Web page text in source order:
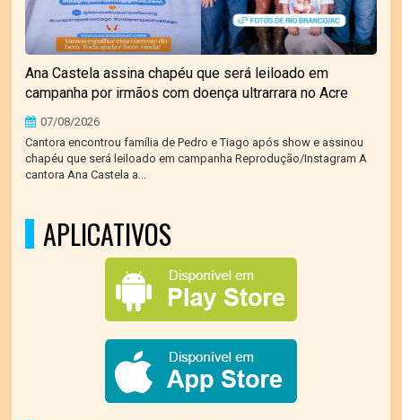
Ana Castela assina chapéu que será leiloado em
campanha por irmãos com doença ultrarrara no Acre
07/08/2026
Cantora encontrou família de Pedro e Tiago após show e assinou
chapéu que será leiloado em campanha Reprodução/Instagram A
cantora Ana Castela a...
APLICATIVOS